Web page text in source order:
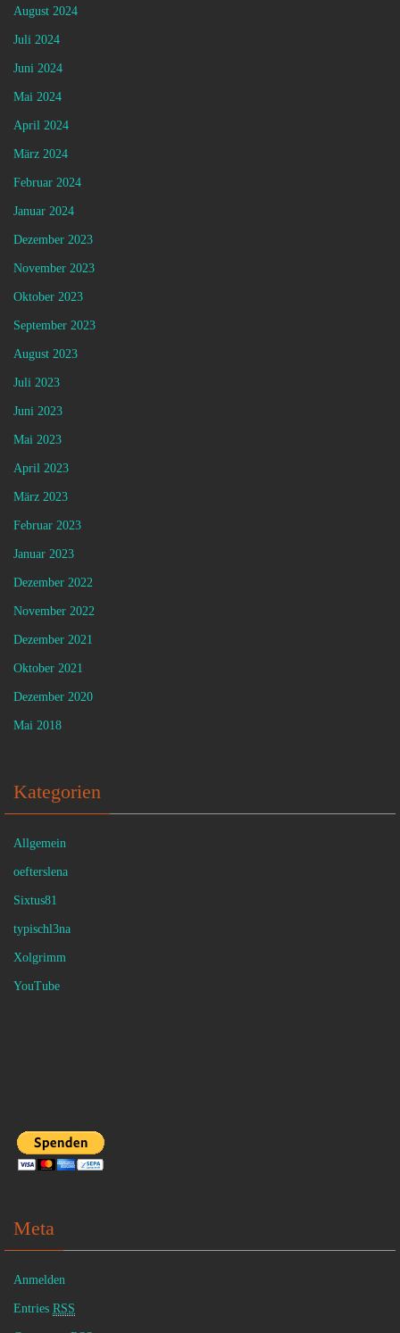
August 2024
Juli 2024
Juni 2024
Mai 2024
April 2024
März 2024
Februar 2024
Januar 2024
Dezember 2023
November 2023
Oktober 2023
September 2023
August 2023
Juli 2023
Juni 2023
Mai 2023
April 2023
März 2023
Februar 2023
Januar 2023
Dezember 2022
November 2022
Dezember 2021
Oktober 2021
Dezember 2020
Mai 2018
Kategorien
Allgemein
oefterslena
Sixtus81
typischl3na
Xolgrimm
YouTube
Meta
Anmelden
Entries RSS